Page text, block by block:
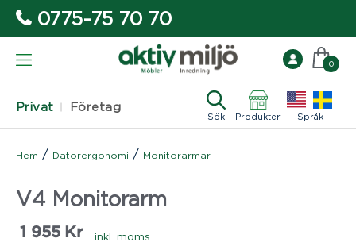
0775-75 70 70
Privat Företag
Sök Produkter Språk
0
Hem / Datorergonomi / Monitorarmar
V4 Monitorarm
1 955 Kr inkl. moms